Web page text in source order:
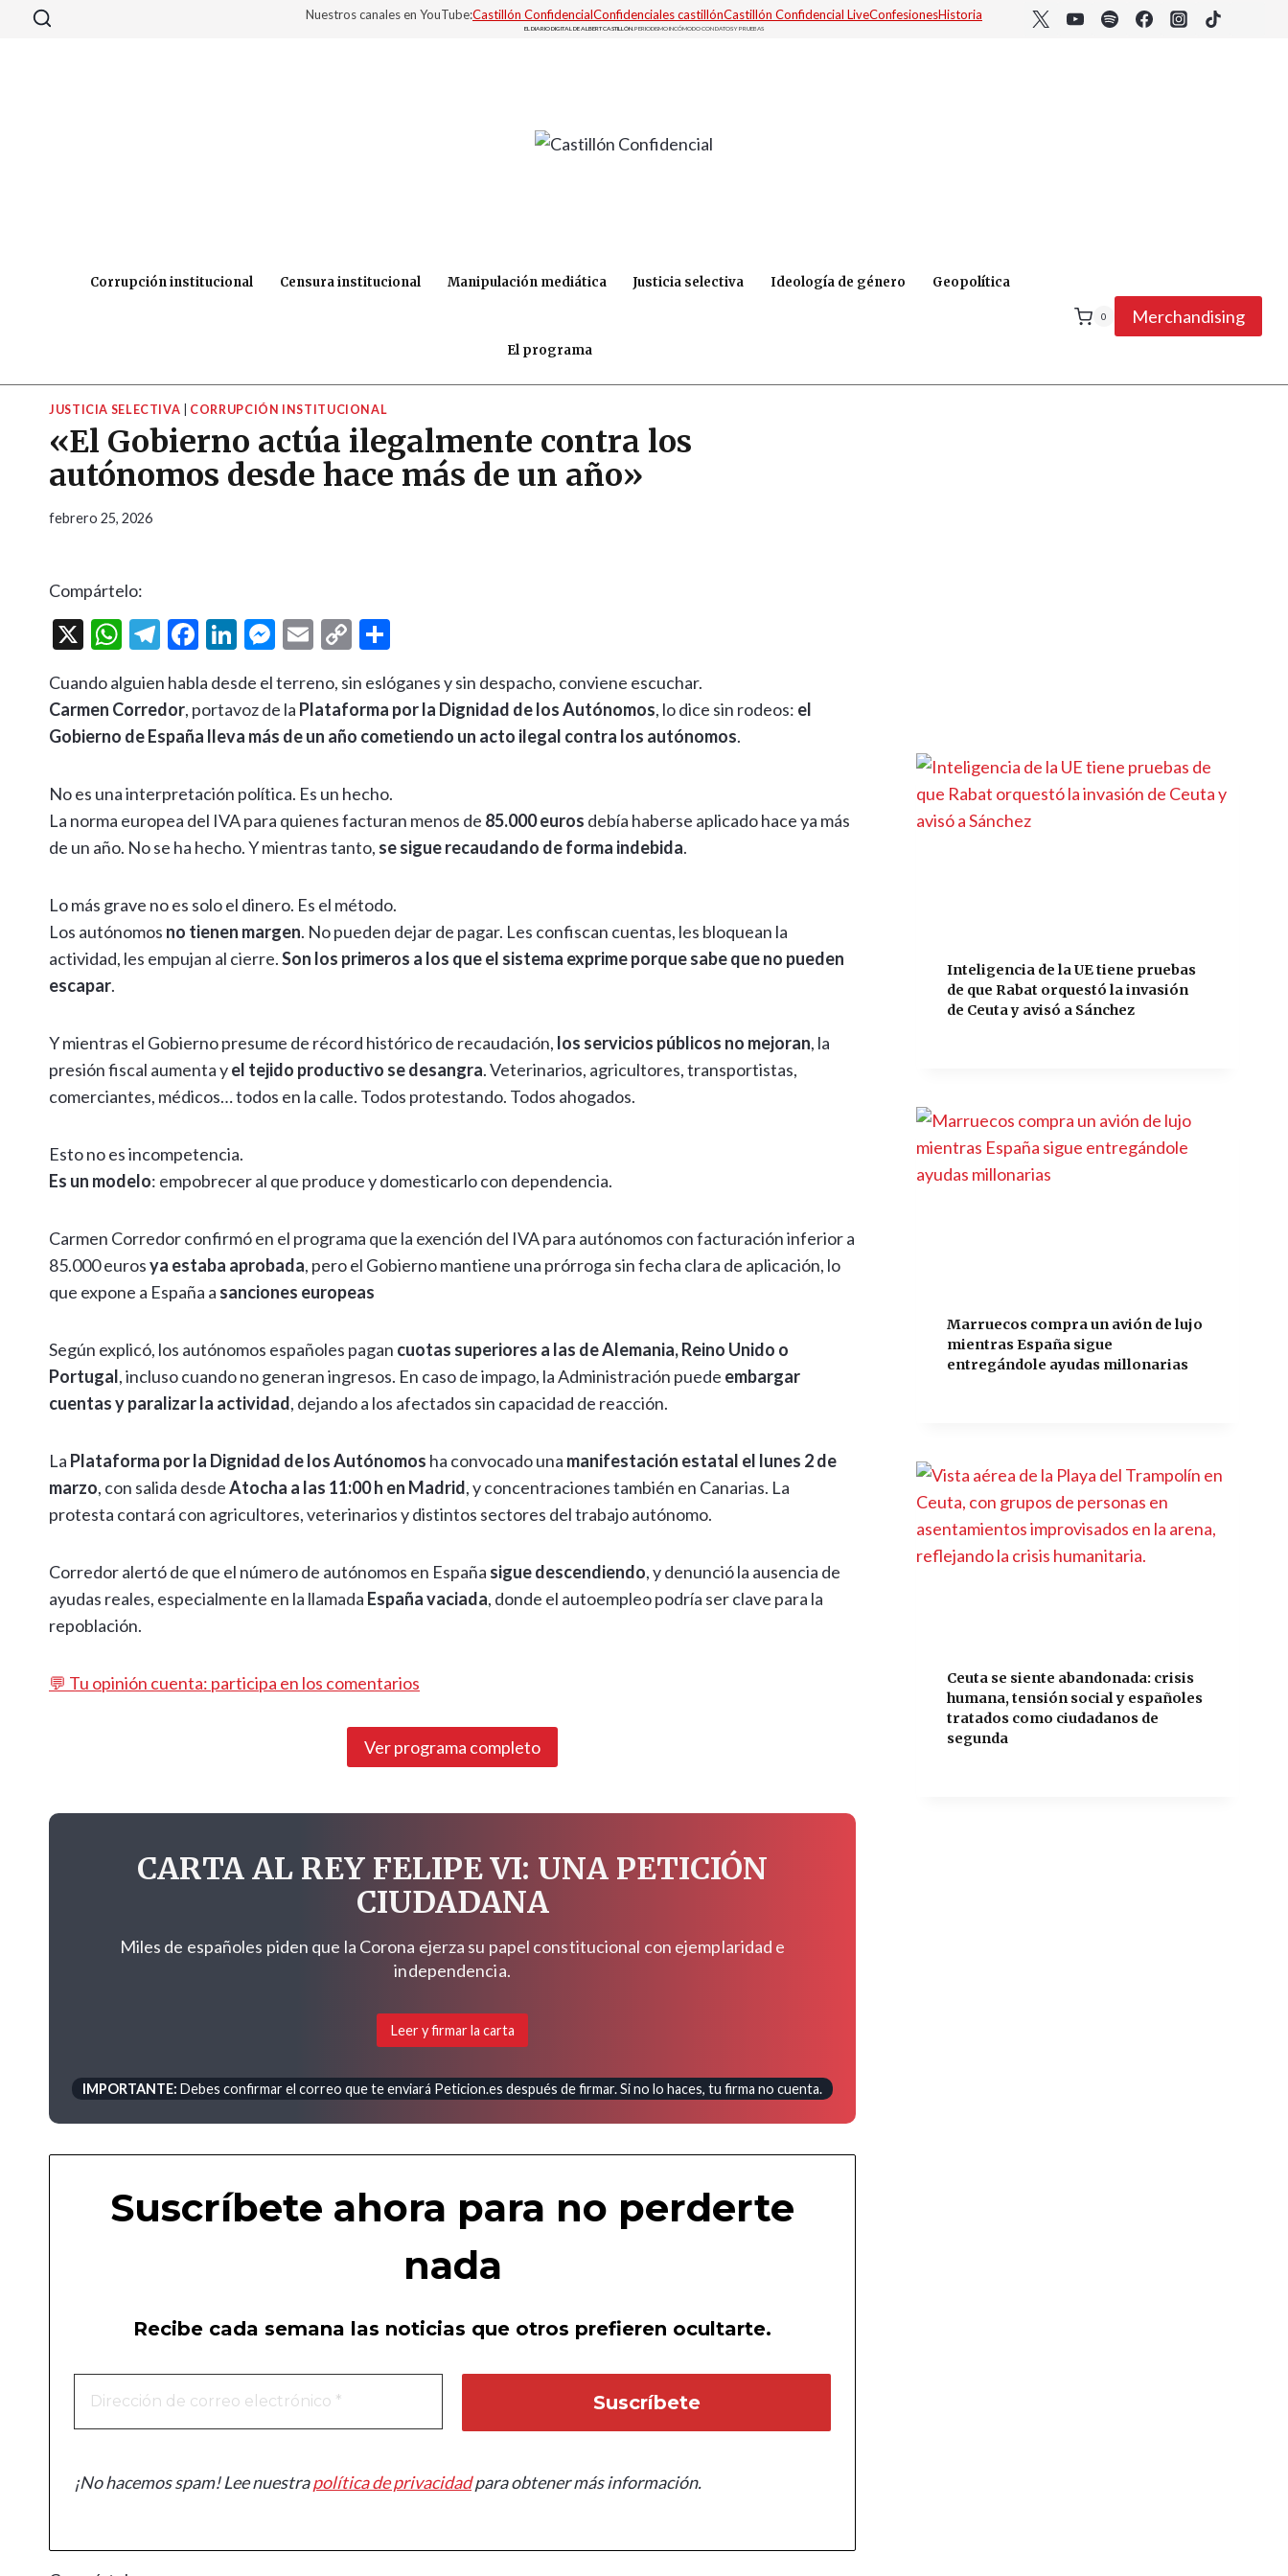
Saltar
Nuestros canales en YouTube:Castillón ConfidencialConfidenciales castillónCastillón Confidencial LiveConfesionesHistoria
EL DIARIO DIGITAL DE ALBERT CASTILLÓN. PERIODISMO INCÓMODO CON DATOS Y PRUEBAS
Corrupción institucional Censura institucional Manipulación mediática Justicia selectiva Ideología de género Geopolítica
El programa
0 Merchandising
JUSTICIA SELECTIVA CORRUPCIÓN INSTITUCIONAL
«El Gobierno actúa ilegalmente contra los
autónomos desde hace más de un año»
febrero 25, 2026
Compártelo:
X
W
at
s
p
p
T
e
gr
a
m
F
e
b
o
k
Li
ke
dI
M
se
n
er
E
ai
l
C
p
y
n
k
m
p
r
Cuando alguien habla desde el terreno, sin eslóganes y sin despacho, conviene escuchar.
Carmen Corredor, portavoz de la Plataforma por la Dignidad de los Autónomos, lo dice sin rodeos: el
Gobierno de España lleva más de un año cometiendo un acto ilegal contra los autónomos.
No es una interpretación política. Es un hecho.
La norma europea del IVA para quienes facturan menos de 85.000 euros debía haberse aplicado hace ya más
de un año. No se ha hecho. Y mientras tanto, se sigue recaudando de forma indebida.
Lo más grave no es solo el dinero. Es el método.
Los autónomos no tienen margen. No pueden dejar de pagar. Les confiscan cuentas, les bloquean la
actividad, les empujan al cierre.Son los primeros a los que el sistema exprime porque sabe que no pueden
escapar.
Y mientras el Gobierno presume de récord histórico de recaudación, los servicios públicos no mejoran, la
presión fiscal aumenta yel tejido productivo se desangra. Veterinarios, agricultores, transportistas,
comerciantes, médicos… todos en la calle. Todos protestando. Todos ahogados.
Esto no es incompetencia.
Es un modelo: empobrecer al que produce y domesticarlo con dependencia.
Carmen Corredor confirmó en el programa que la exención del IVA para autónomos con facturación inferior a
85.000 eurosya estaba aprobada, pero el Gobierno mantiene una prórroga sin fecha clara de aplicación, lo
que expone a España a sanciones europeas
Según explicó, los autónomos españoles pagan cuotas superiores a las de Alemania, Reino Unido o
Portugal, incluso cuando no generan ingresos. En caso de impago, la Administración puede embargar
cuentas y paralizar la actividad, dejando a los afectados sin capacidad de reacción.
La Plataforma por la Dignidad de los Autónomos ha convocado una manifestación estatal el lunes 2 de
marzo, con salida desdeAtocha a las 11:00 h en Madrid, y concentraciones también en Canarias. La
protesta contará con agricultores, veterinarios y distintos sectores del trabajo autónomo.
Corredor alertó de que el número de autónomos en España sigue descendiendo, y denunció la ausencia de
ayudas reales, especialmente en la llamada España vaciada, donde el autoempleo podría ser clave para la
repoblación.
💬 Tu opinión cuenta: participa en los comentarios
Ver programa completo
CARTA AL REY FELIPE VI: UNA PETICIÓN
CIUDADANA
Miles de españoles piden que la Corona ejerza su papel constitucional con ejemplaridad e
independencia.
Leer y firmar la carta
IMPORTANTE: Debes confirmar el correo que te enviará Peticion.es después de firmar. Si no lo haces, tu firma no cuenta.
Suscríbete ahora para no perderte
nada
Recibe cada semana las noticias que otros prefieren ocultarte.
¡No hacemos spam! Lee nuestrapolítica de privacidadpara obtener más información.
Inteligencia de la UE tiene pruebas
de que Rabat orquestó la invasión
de Ceuta y avisó a Sánchez
Marruecos compra un avión de lujo
mientras España sigue
entregándole ayudas millonarias
Ceuta se siente abandonada: crisis
humana, tensión social y españoles
tratados como ciudadanos de
segunda